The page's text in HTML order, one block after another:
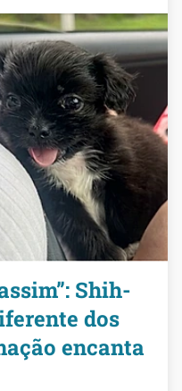
Shih-
dos
encanta